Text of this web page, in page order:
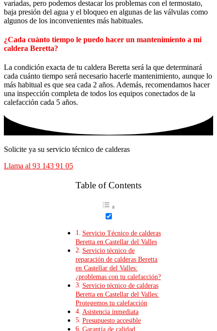
variadas, pero podemos destacar los problemas con el termostato,
baja presión del agua y el bloqueo en algunas de las válvulas como
algunos de los inconvenientes más habituales.
¿Cada cuánto tiempo le puedo hacer un mantenimiento a mi
caldera Beretta?
La condición exacta de tu caldera Beretta será la que determinará
cada cuánto tiempo será necesario hacerle mantenimiento, aunque lo
más habitual es que sea cada 2 años. Además, recomendamos hacer
una inspección completa de todos los equipos conectados de la
calefacción cada 5 años.
Solicite ya su servicio técnico de calderas
Llama al 93 143 91 05
Table of Contents
Servicio Técnico de calderas
Beretta en Castellar del Valles
Servicio técnico de
reparación de calderas Beretta
en Castellar del Valles:
¿problemas con tu calefacción?
Servicio técnico de calderas
Beretta en Castellar del Valles:
Protegemos tu calefacción
Asistencia inmediata
Presupuesto accesible
Garantía de calidad